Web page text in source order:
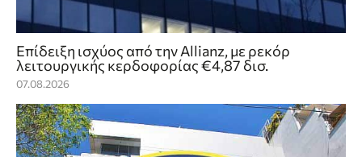
Επίδειξη ισχύος από την Allianz, με ρεκόρ
λειτουργικής κερδοφορίας €4,87 δισ.
07.08.2026